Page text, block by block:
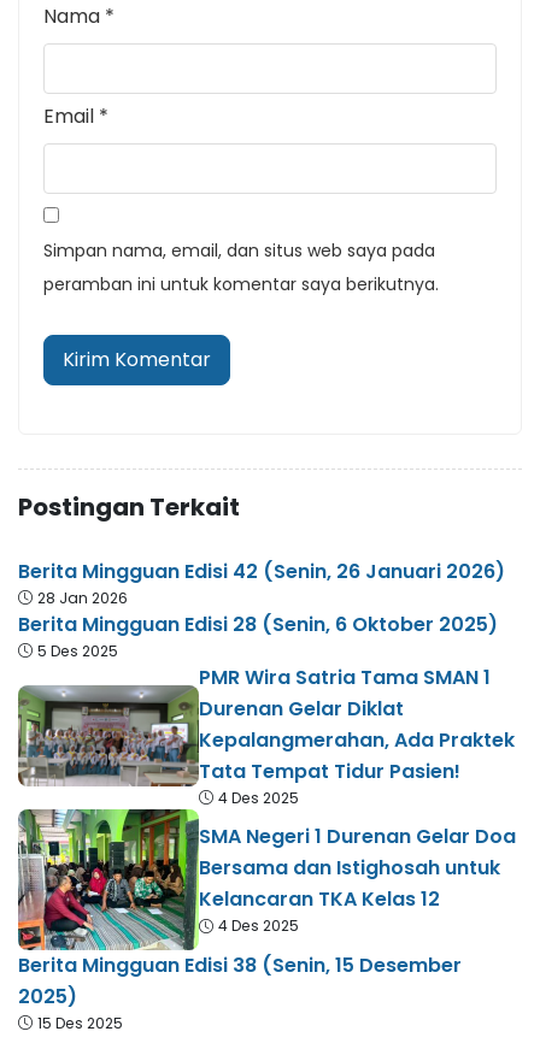
Nama *
Email *
Simpan nama, email, dan situs web saya pada
peramban ini untuk komentar saya berikutnya.
Postingan Terkait
Berita Mingguan Edisi 42 (Senin, 26 Januari 2026)
28 Jan 2026
Berita Mingguan Edisi 28 (Senin, 6 Oktober 2025)
5 Des 2025
PMR Wira Satria Tama SMAN 1
Durenan Gelar Diklat
Kepalangmerahan, Ada Praktek
Tata Tempat Tidur Pasien!
4 Des 2025
SMA Negeri 1 Durenan Gelar Doa
Bersama dan Istighosah untuk
Kelancaran TKA Kelas 12
4 Des 2025
Berita Mingguan Edisi 38 (Senin, 15 Desember
2025)
15 Des 2025